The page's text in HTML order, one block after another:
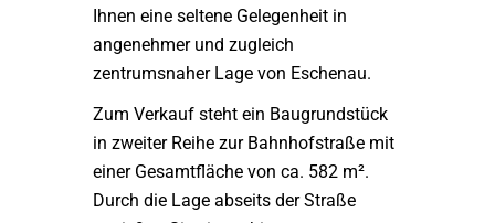
Ihnen eine seltene Gelegenheit in
angenehmer und zugleich
zentrumsnaher Lage von Eschenau.
Zum Verkauf steht ein Baugrundstück
in zweiter Reihe zur Bahnhofstraße mit
einer Gesamtfläche von ca. 582 m².
Durch die Lage abseits der Straße